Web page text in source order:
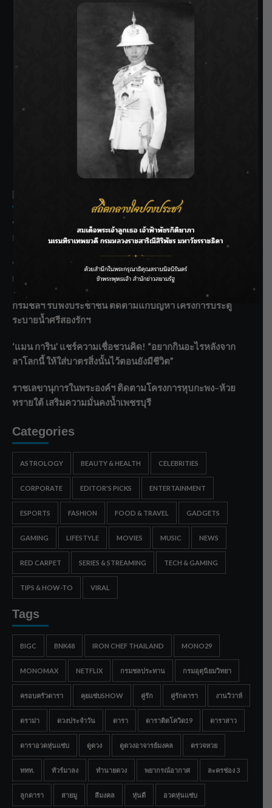
SIAMRATH VARIETY
THE BEST ENTERTAINMENT
Recent Posts
ชลประทานเชียงใหม่เร่งพร่องน้ำแม่น้ำปิง รับมวลน้ำเหนือ ย้ำ
ยังไม่ล้นตลิ่ง
ฟาดลุคใหม่! “แบม พิชญานิน” แดนซ์สับทุกจังหวะ ชวนแฟนๆ
แกะท่า #นอกจอนอกใจ
กรมชลฯ รับฟังประชาชน ติดตามแก้ปัญหาโครงการประตู
ระบายน้ำศรีสองรักฯ
‘แมน การิน’ แชร์ความเชื่อชวนคิด! “อยากกินอะไรหลังจาก
ลาโลกนี้ ให้ใส่บาตรสิ่งนั้นไว้ตอนยังมีชีวิต”
ราชเลขานุการในพระองค์ฯ ติดตามโครงการหุบกะพง–ห้วย
ทรายใต้ เสริมความมั่นคงน้ำเพชรบุรี
Categories
ASTROLOGY BEAUTY & HEALTH CELEBRITIES
CORPORATE EDITOR'S PICKS ENTERTAINMENT
ESPORTS FASHION FOOD & TRAVEL GADGETS
GAMING LIFESTYLE MOVIES MUSIC NEWS
RED CARPET SERIES & STREAMING TECH & GAMING
TIPS & HOW-TO VIRAL
Tags
BIGC BNK48 IRON CHEF THAILAND MONO29
MONOMAX NETFLIX กรมชลประทาน กรมอุตุนิยมวิทยา
ครอบครัวดารา คุยแซ่บSHOW คู่รัก คู่รักดารา งานวิวาห์
ดราม่า ดวงประจำวัน ดารา ดาราติดโควิด19 ดาราสาว
ดาราอวดหุ่นแซ่บ ดูดวง ดูดวงอาจารย์มงคล ตรวจหวย
ททท. ทัวร์มาลง ทำนายดวง พยากรณ์อากาศ ละครช่อง 3
ลูกดารา สายมู สีมงคล หุ่นดี อวดหุ่นแซ่บ